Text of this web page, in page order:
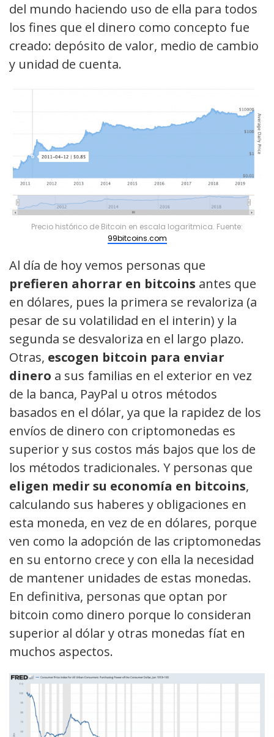
del mundo haciendo uso de ella para todos
los fines que el dinero como concepto fue
creado: depósito de valor, medio de cambio
y unidad de cuenta.
Precio histórico de Bitcoin en escala logarítmica. Fuente:
99bitcoins.com
Al día de hoy vemos personas que
prefieren ahorrar en bitcoins antes que
en dólares, pues la primera se revaloriza (a
pesar de su volatilidad en el interin) y la
segunda se desvaloriza en el largo plazo.
Otras, escogen bitcoin para enviar
dinero a sus familias en el exterior en vez
de la banca, PayPal u otros métodos
basados en el dólar, ya que la rapidez de los
envíos de dinero con criptomonedas es
superior y sus costos más bajos que los de
los métodos tradicionales. Y personas que
eligen medir su economía en bitcoins,
calculando sus haberes y obligaciones en
esta moneda, en vez de en dólares, porque
ven como la adopción de las criptomonedas
en su entorno crece y con ella la necesidad
de mantener unidades de estas monedas.
En definitiva, personas que optan por
bitcoin como dinero porque lo consideran
superior al dólar y otras monedas fíat en
muchos aspectos.